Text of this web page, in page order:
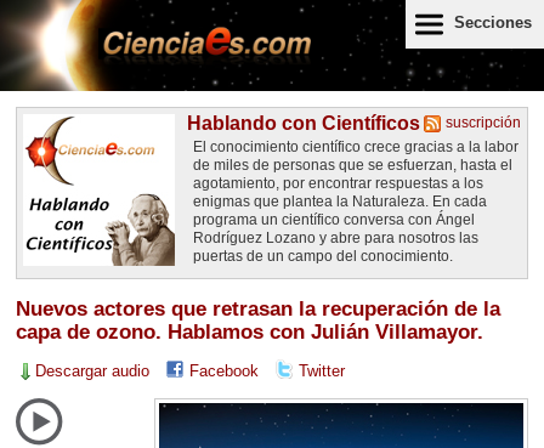
Secciones
suscripción
Hablando con Científicos
El conocimiento científico crece gracias a la labor
de miles de personas que se esfuerzan, hasta el
agotamiento, por encontrar respuestas a los
enigmas que plantea la Naturaleza. En cada
programa un científico conversa con Ángel
Rodríguez Lozano y abre para nosotros las
puertas de un campo del conocimiento.
Nuevos actores que retrasan la recuperación de la
capa de ozono. Hablamos con Julián Villamayor.
Descargar audio Facebook Twitter